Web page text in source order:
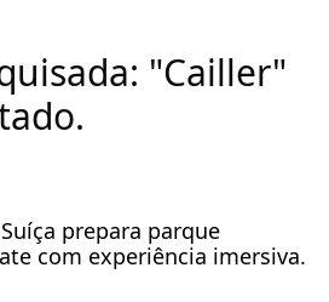
"Cailler"
prepara parque
com experiência imersiva.